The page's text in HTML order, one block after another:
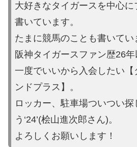
大好きなタイガースを中心に
書いています。
たまに競馬のことも書いてい
阪神タイガースファン歴26年
一度でいいから入会したい【
ンドプラス】。
ロッカー、駐車場ついつい探
う‘24’(桧山進次郎さん)。
よろしくお願いします！